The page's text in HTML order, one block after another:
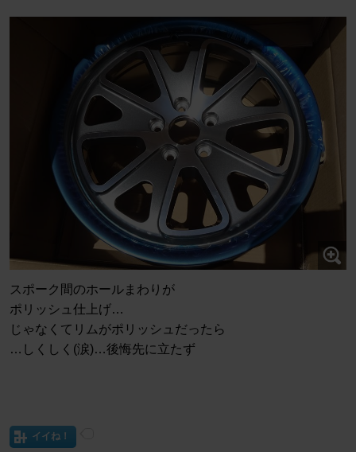
スポーク間のホールまわりが
ポリッシュ仕上げ…
じゃなくてリムがポリッシュだったら
…しくしく(涙)…後悔先に立たず
イイね！